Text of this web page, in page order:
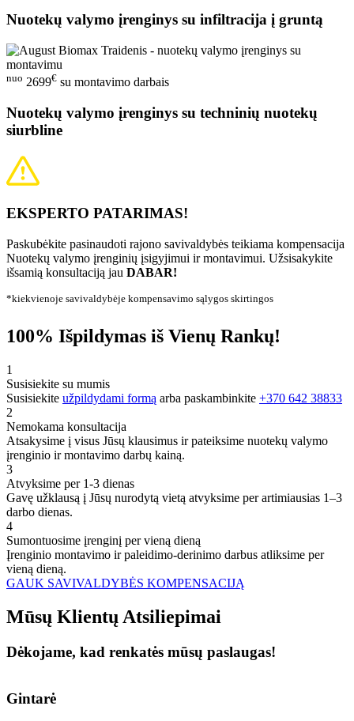
Nuotekų valymo įrenginys su infiltracija į gruntą
nuo 2699€ su montavimo darbais
Nuotekų valymo įrenginys su techninių nuotekų
siurbline
EKSPERTO PATARIMAS!
Paskubėkite pasinaudoti rajono savivaldybės teikiama kompensacija
Nuotekų valymo įrenginių įsigyjimui ir montavimui. Užsisakykite
išsamią konsultaciją jau DABAR!
*kiekvienoje savivaldybėje kompensavimo sąlygos skirtingos
100% Išpildymas iš Vienų Rankų!
1
Susisiekite su mumis
Susisiekite užpildydami formą arba paskambinkite +370 642 38833
2
Nemokama konsultacija
Atsakysime į visus Jūsų klausimus ir pateiksime nuotekų valymo
įrenginio ir montavimo darbų kainą.
3
Atvyksime per 1-3 dienas
Gavę užklausą į Jūsų nurodytą vietą atvyksime per artimiausias 1–3
darbo dienas.
4
Sumontuosime įrenginį per vieną dieną
Įrenginio montavimo ir paleidimo-derinimo darbus atliksime per
vieną dieną.
GAUK SAVIVALDYBĖS KOMPENSACIJĄ
Mūsų Klientų Atsiliepimai
Dėkojame, kad renkatės mūsų paslaugas!
Gintarė